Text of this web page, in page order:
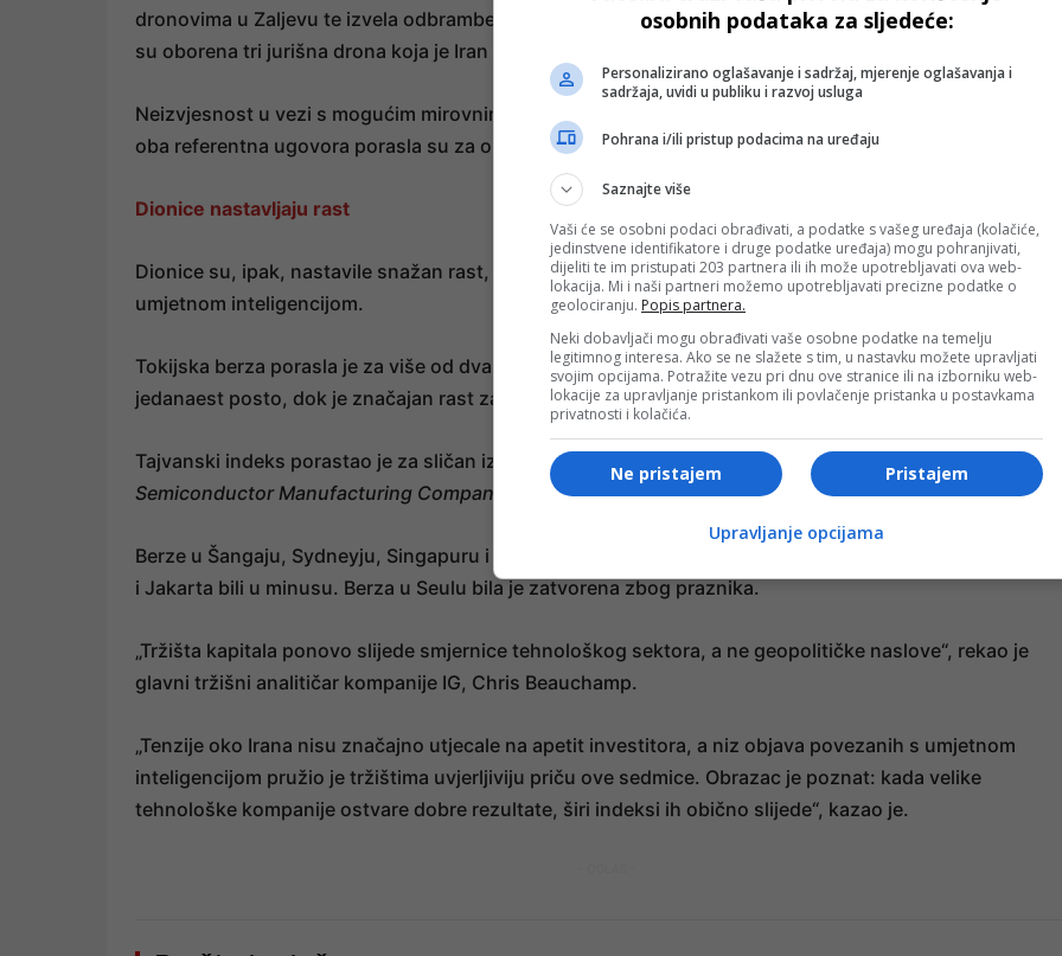
dronovima u Zaljevu te izvela odbrambene napade na ostrvo Qeshm. CENTCOM je također saopćio da
su oborena tri jurišna drona koja je Iran lansirao „prema civilnim pomorcima“.
Neizvjesnost u vezi s mogućim mirovnim sporazumom podigla je cijene nafte za više od jedan posto, a
oba referentna ugovora porasla su za oko pet posto od početka sedmice.
Dionice nastavljaju rast
Dionice su, ipak, nastavile snažan rast, potaknut tehnološkim sektorom i rastućom potražnjom za
umjetnom inteligencijom.
Tokijska berza porasla je za više od dva posto, uz skok dionica kompanije Tokyo Electron za više od
jedanaest posto, dok je značajan rast zabilježio iAdvantest.
Tajvanski indeks porastao je za sličan iznos zahvaljujući snažnom rastu kompanije
Taiwan
Semiconductor Manufacturing Company
Berze u Šangaju, Sydneyju, Singapuru i Manili također su zabilježile rast, dok su Hong Kong,
i Jakarta bili u minusu. Berza u Seulu bila je zatvorena zbog praznika.
„Tržišta kapitala ponovo slijede smjernice tehnološkog sektora, a ne geopolitičke naslove“, rekao je
glavni tržišni analitičar kompanije IG, Chris Beauchamp.
„Tenzije oko Irana nisu značajno utjecale na apetit investitora, a niz objava povezanih s umjetnom
inteligencijom pružio je tržištima uvjerljiviju priču ove sedmice. Obrazac je poznat: kada velike
tehnološke kompanije ostvare dobre rezultate, širi indeksi ih obično slijede“, kazao je.
osobnih podataka za sljedeće:
Personalizirano oglašavanje i sadržaj, mjerenje oglašavanja i
sadržaja, uvidi u publiku i razvoj usluga
Pohrana i/ili pristup podacima na uređaju
Saznajte više
Vaši će se osobni podaci obrađivati, a podatke s vašeg uređaja (kolačiće,
jedinstvene identifikatore i druge podatke uređaja) mogu pohranjivati,
dijeliti te im pristupati 203 partnera ili ih može upotrebljavati ova web-
lokacija. Mi i naši partneri možemo upotrebljavati precizne podatke o
geolociranju. Popis partnera.
Neki dobavljači mogu obrađivati vaše osobne podatke na temelju
legitimnog interesa. Ako se ne slažete s tim, u nastavku možete upravljati
svojim opcijama. Potražite vezu pri dnu ove stranice ili na izborniku web-
lokacije za upravljanje pristankom ili povlačenje pristanka u postavkama
privatnosti i kolačića.
Pristajem
Ne pristajem
Upravljanje opcijama